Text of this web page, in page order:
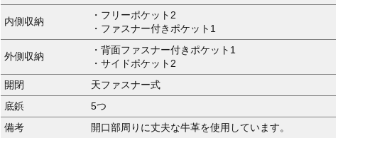
内側収納
・フリーポケット2
・ファスナー付きポケット1
外側収納
・背面ファスナー付きポケット1
・サイドポケット2
開閉
天ファスナー式
底鋲
5つ
備考
開口部周りに丈夫な牛革を使用しています。